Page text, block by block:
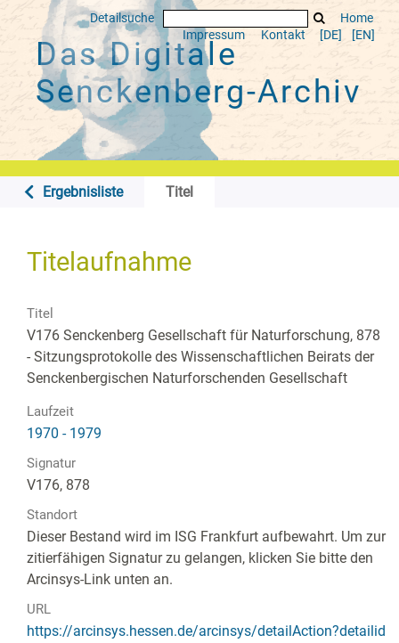
Detailsuche
Home
Impressum
Kontakt [DE] [EN]
Das Digitale
Senckenberg-Archiv
Ergebnisliste Titel
Titelaufnahme
Titel
V176 Senckenberg Gesellschaft für Naturforschung, 878
- Sitzungsprotokolle des Wissenschaftlichen Beirats der
Senckenbergischen Naturforschenden Gesellschaft
Laufzeit
1970 - 1979
Signatur
V176, 878
Standort
Dieser Bestand wird im ISG Frankfurt aufbewahrt. Um zur
zitierfähigen Signatur zu gelangen, klicken Sie bitte den
Arcinsys-Link unten an.
URL
https://arcinsys.hessen.de/arcinsys/detailAction?detailid